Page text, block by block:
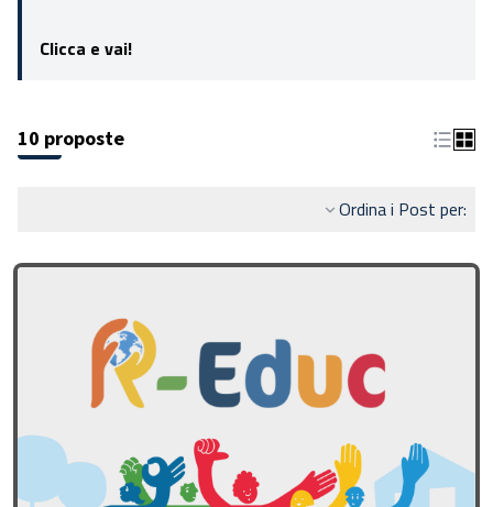
Clicca e vai!
10 proposte
Ordina i Post per: